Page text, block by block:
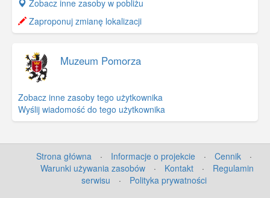
+
−
Zobacz inne zasoby w pobliżu
Zaproponuj zmianę lokalizacji
Muzeum Pomorza
Zobacz inne zasoby tego użytkownika
Wyślij wiadomość do tego użytkownika
Strona główna · Informacje o projekcie · Cennik
·
Warunki używania zasobów
· Kontakt ·
Regulamin
serwisu
· Polityka prywatności